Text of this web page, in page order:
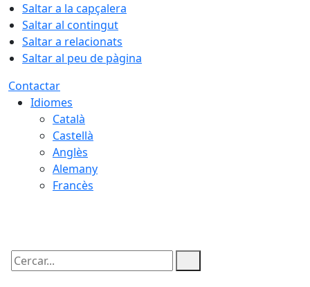
Saltar a la capçalera
Saltar al contingut
Saltar a relacionats
Saltar al peu de pàgina
Contactar
Idiomes
Català
Castellà
Anglès
Alemany
Francès
Cercar: